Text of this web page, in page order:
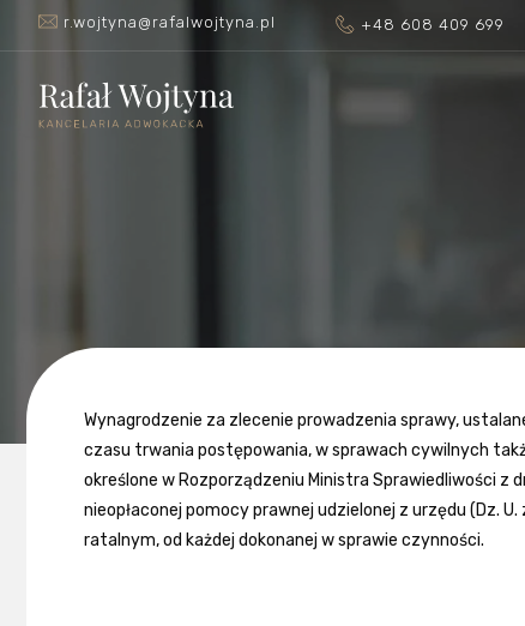
r.wojtyna@rafalwojtyna.pl +48 608 409 699
Wynagrodzenie za zlecenie prowadzenia sprawy,
czasu trwania postępowania, w sprawach cywilnych
określone w Rozporządzeniu Ministra Sprawiedliwości
nieopłaconej pomocy prawnej udzielonej z urzędu (Dz.
ratalnym, od każdej dokonanej w sprawie czynności.